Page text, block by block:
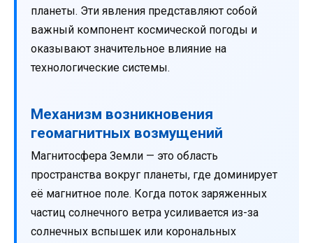
планеты. Эти явления представляют собой
важный компонент космической погоды и
оказывают значительное влияние на
технологические системы.
Механизм возникновения
геомагнитных возмущений
Магнитосфера Земли — это область
пространства вокруг планеты, где доминирует
её магнитное поле. Когда поток заряженных
частиц солнечного ветра усиливается из-за
солнечных вспышек или корональных